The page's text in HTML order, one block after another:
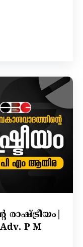
P M